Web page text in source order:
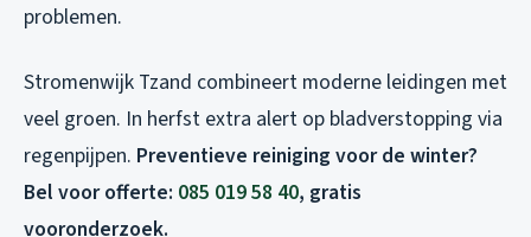
problemen.
Stromenwijk Tzand combineert moderne leidingen met
veel groen. In herfst extra alert op bladverstopping via
regenpijpen. Preventieve reiniging voor de winter?
Bel voor offerte: 085 019 58 40, gratis
vooronderzoek.